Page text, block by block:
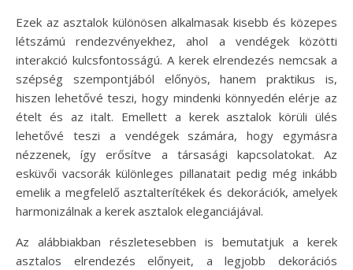
Ezek az asztalok különösen alkalmasak kisebb és közepes
létszámú rendezvényekhez, ahol a vendégek közötti
interakció kulcsfontosságú. A kerek elrendezés nemcsak a
szépség szempontjából előnyös, hanem praktikus is,
hiszen lehetővé teszi, hogy mindenki könnyedén elérje az
ételt és az italt. Emellett a kerek asztalok körüli ülés
lehetővé teszi a vendégek számára, hogy egymásra
nézzenek, így erősítve a társasági kapcsolatokat. Az
esküvői vacsorák különleges pillanatait pedig még inkább
emelik a megfelelő asztalterítékek és dekorációk, amelyek
harmonizálnak a kerek asztalok eleganciájával.
Az alábbiakban részletesebben is bemutatjuk a kerek
asztalos elrendezés előnyeit, a legjobb dekorációs